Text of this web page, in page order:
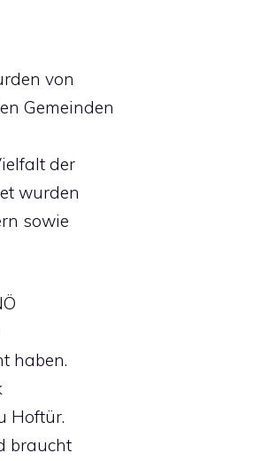
von
Gemeinden
der
wurden
sowie
haben.
Hoftür.
braucht